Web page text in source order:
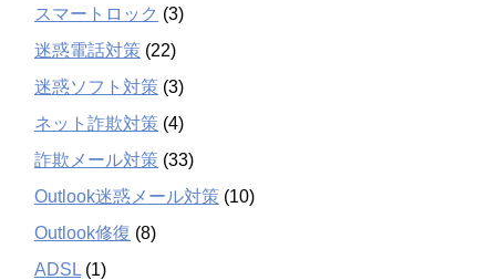
スマートロック (3)
迷惑電話対策 (22)
迷惑ソフト対策 (3)
ネット詐欺対策 (4)
詐欺メール対策 (33)
Outlook迷惑メール対策 (10)
Outlook修復 (8)
ADSL (1)